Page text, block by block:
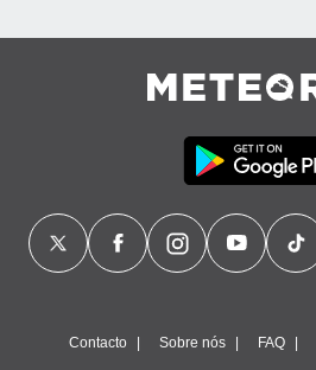
Contacto Sobre nós FAQ